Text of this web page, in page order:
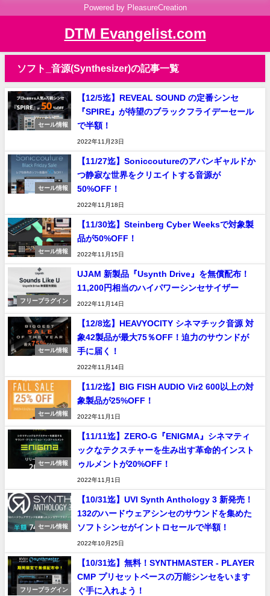
Powered by PleasureCreation
DTM Evangelist.com
ソフト_音源(Synthesizer)の記事一覧
セール情報
【12/5迄】REVEAL SOUND の定番シンセ
『SPIRE』が待望のブラックフライデーセール
で半額！
2022年11月23日
セール情報
【11/27迄】Soniccoutureのアバンギャルドか
つ静寂な世界をクリエイトする音源が
50%OFF！
2022年11月18日
セール情報
【11/30迄】Steinberg Cyber Weeksで対象製
品が50%OFF！
2022年11月15日
フリープラグイン
UJAM 新製品『Usynth Drive』を無償配布！
11,200円相当のハイパワーシンセサイザー
2022年11月14日
セール情報
【12/8迄】HEAVYOCITY シネマチック音源 対
象42製品が最大75％OFF！迫力のサウンドが
手に届く！
2022年11月14日
セール情報
【11/2迄】BIG FISH AUDIO Vir2 600以上の対
象製品が25%OFF！
2022年11月1日
セール情報
【11/11迄】ZERO-G『ENIGMA』シネマティ
ックなテクスチャーを生み出す革命的インスト
ゥルメントが20%OFF！
2022年11月1日
セール情報
【10/31迄】UVI Synth Anthology 3 新発売！
132のハードウェアシンセのサウンドを集めた
ソフトシンセがイントロセールで半額！
2022年10月25日
フリープラグイン
【10/31迄】無料！SYNTHMASTER - PLAYER
CMP プリセットベースの万能シンセをいます
ぐ手に入れよう！